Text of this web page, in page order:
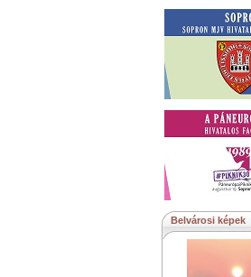
Közérdekű
Belvárosi képek